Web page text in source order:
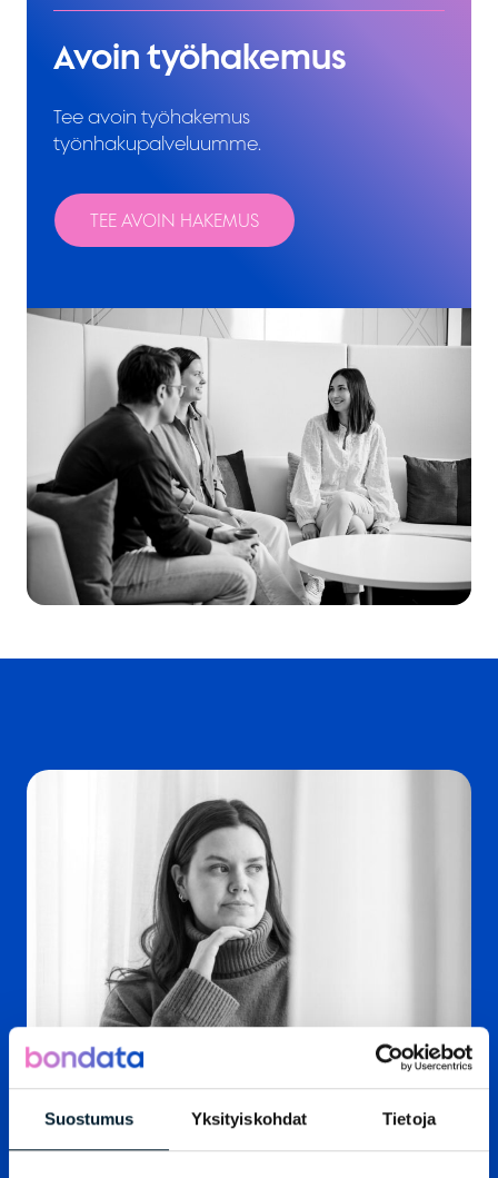
Suostumus Yksityiskohdat Tietoja
Avoin työhakemus
Tee avoin työhakemus
työnhakupalveluumme.
TEE AVOIN HAKEMUS